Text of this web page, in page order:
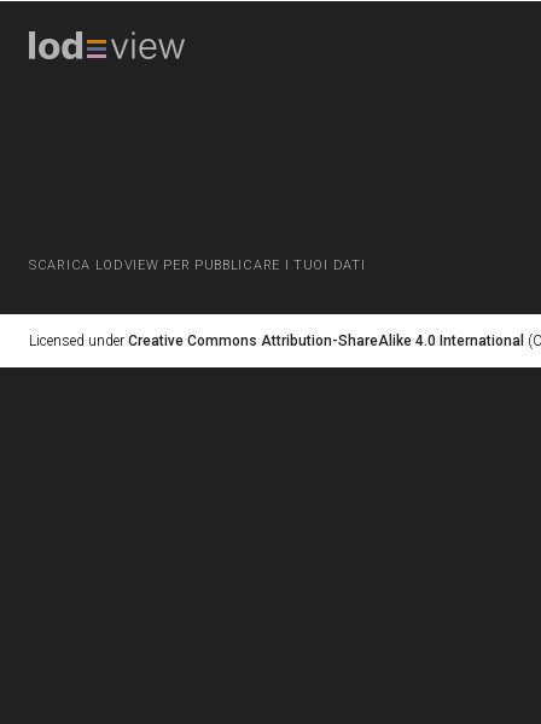
SCARICA LODVIEW PER PUBBLICARE I TUOI DATI
Licensed under Creative Commons Attribution-ShareAlike 4.0 International